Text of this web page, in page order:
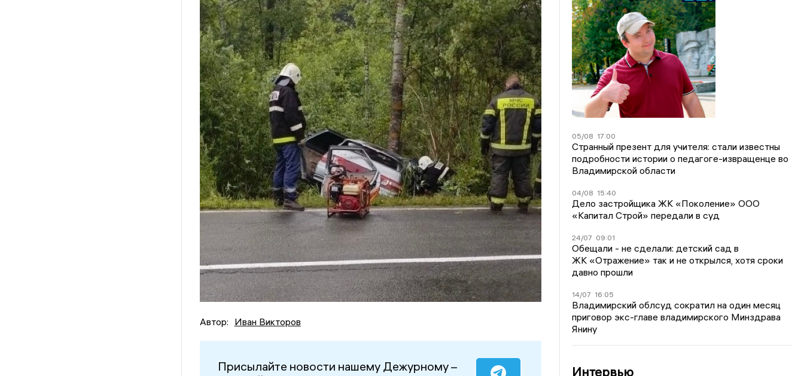
Автор: Иван Викторов
Присылайте новости нашему Дежурному –
05/08 17:00
Странный презент для учителя: стали известны
подробности истории о педагоге-извращенце во
Владимирской области
04/08 15:40
Дело застройщика ЖК «Поколение» ООО
«Капитал Строй» передали в суд
24/07 09:01
Обещали - не сделали: детский сад в
ЖК «Отражение» так и не открылся, хотя сроки
давно прошли
14/07 16:05
Владимирский облсуд сократил на один месяц
приговор экс-главе владимирского Минздрава
Янину
Интервью